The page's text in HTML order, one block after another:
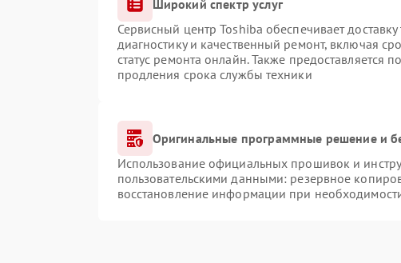
Широкий спектр услуг
Сервисный центр Toshiba обеспечивает
диагностику и качественный ремонт, включая
статус ремонта онлайн. Также предоставляется
продления срока службы техники
Оригинальные программные решение и
Использование официальных прошивок и
пользовательскими данными: резервное
восстановление информации при